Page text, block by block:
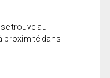
trouve au
proximité dans